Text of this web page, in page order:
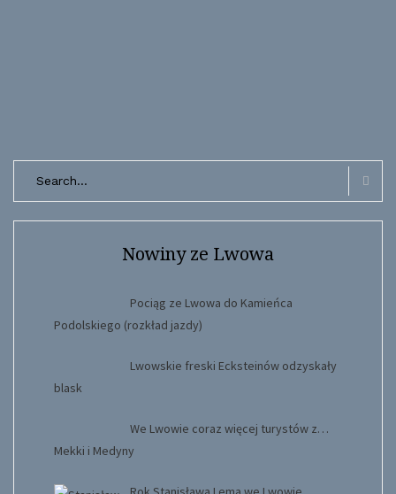
Search
Nowiny ze Lwowa
Pociąg ze Lwowa do Kamieńca
Podolskiego (rozkład jazdy)
Lwowskie freski Ecksteinów odzyskały
blask
We Lwowie coraz więcej turystów z…
Mekki i Medyny